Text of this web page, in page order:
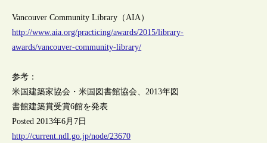
Vancouver Community Library（AIA）
http://www.aia.org/practicing/awards/2015/library-
awards/vancouver-community-library/
参考：
米国建築家協会・米国図書館協会、2013年図
書館建築賞受賞6館を発表
Posted 2013年6月7日
http://current.ndl.go.jp/node/23670